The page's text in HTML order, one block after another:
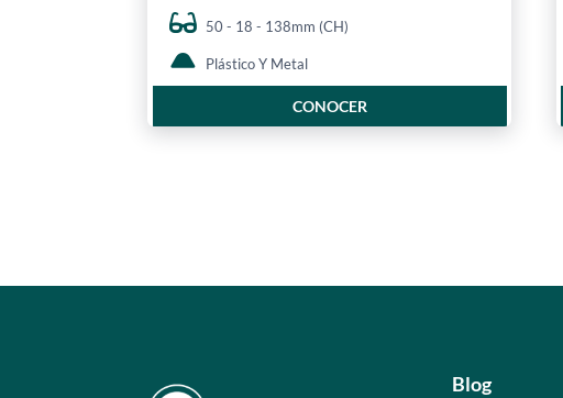
50 - 18 - 138mm (CH)
Plástico Y Metal
CONOCER
Blog